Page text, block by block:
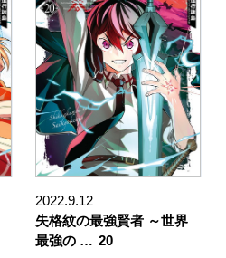
2022.9.12
失格紋の最強賢者 ～世界
最強の … 20